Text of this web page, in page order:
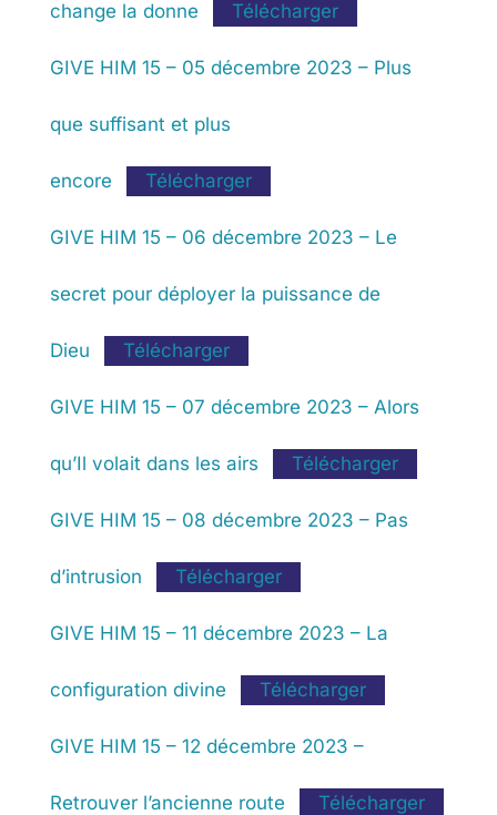
change la donne Télécharger
GIVE HIM 15 – 05 décembre 2023 – Plus
que suffisant et plus
encore Télécharger
GIVE HIM 15 – 06 décembre 2023 – Le
secret pour déployer la puissance de
Dieu Télécharger
GIVE HIM 15 – 07 décembre 2023 – Alors
qu’Il volait dans les airs Télécharger
GIVE HIM 15 – 08 décembre 2023 – Pas
d’intrusion Télécharger
GIVE HIM 15 – 11 décembre 2023 – La
configuration divine Télécharger
GIVE HIM 15 – 12 décembre 2023 –
Retrouver l’ancienne route Télécharger